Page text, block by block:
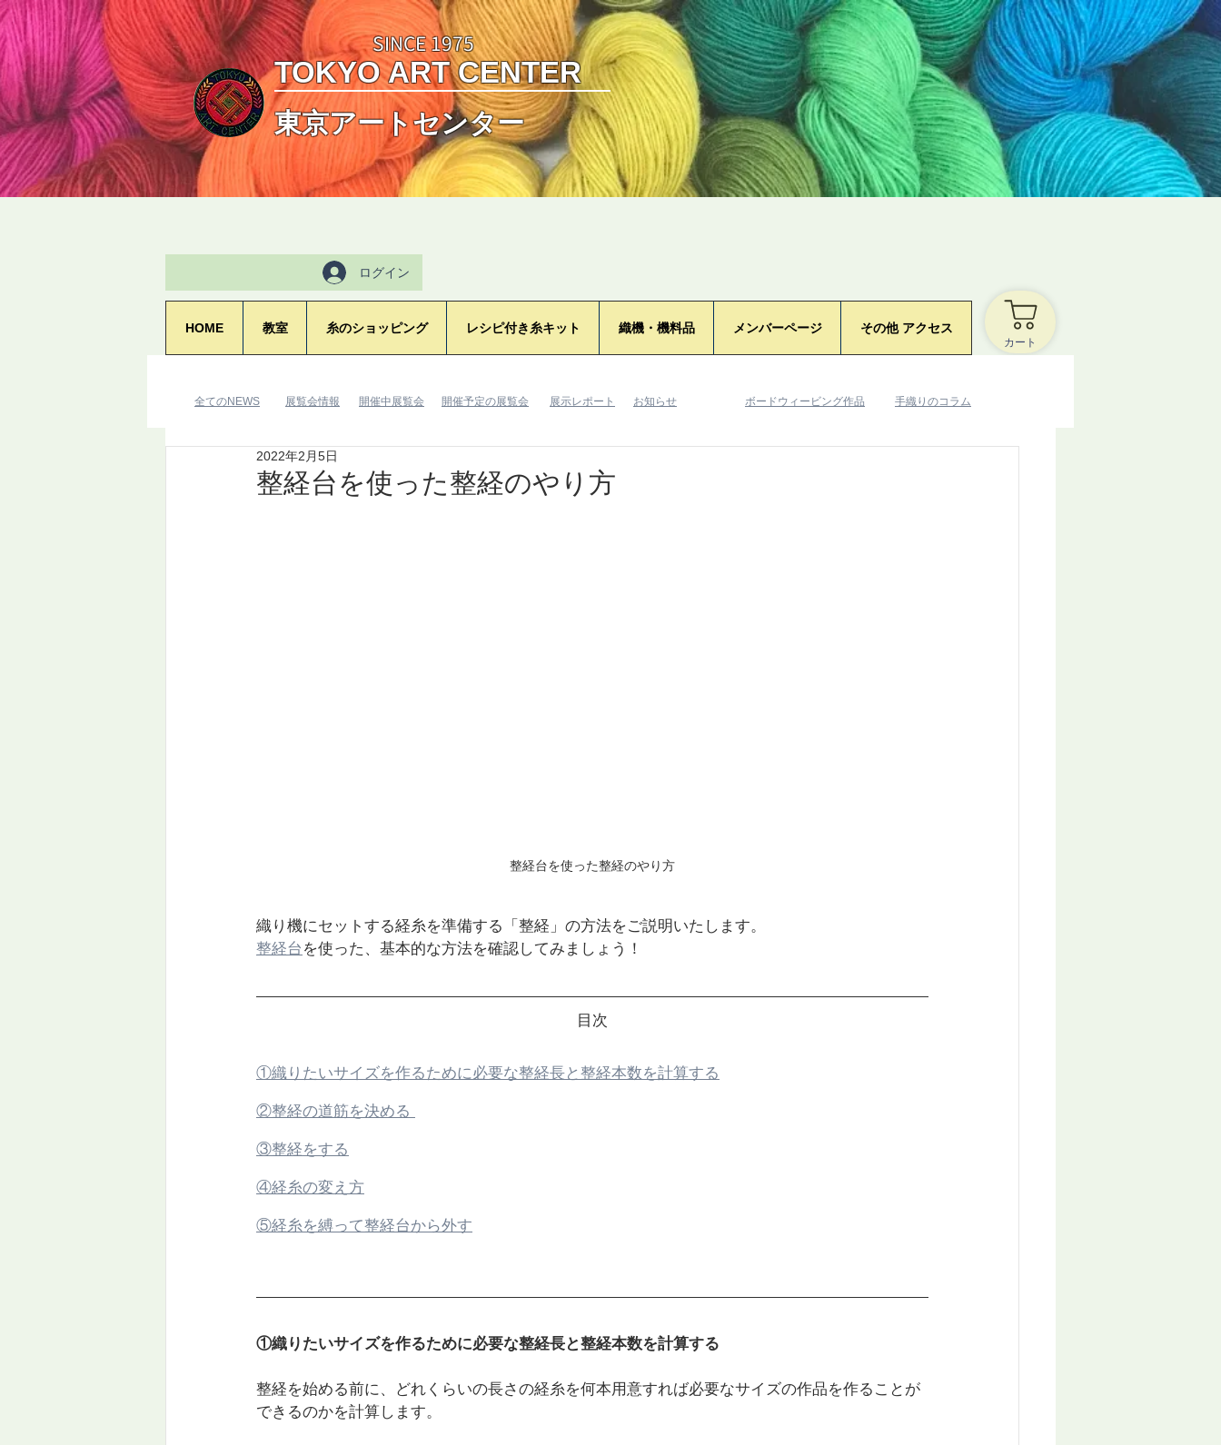
SINCE 1975
TOKYO ART CENTER
東京アートセンター
ログイン
HOME 教室 糸のショッピング レシピ付き糸キット 織機・機料品 メンバーページ その他 アクセス
カート
整経台を使った整経のやり方
2022年2月5日
整経台を使った整経のやり方
織り機にセットする経糸を準備する「整経」の方法をご説明いたします。
整経台 を使った、基本的な方法を確認してみましょう！
目次
①織りたいサイズを作るために必要な整経長と整経本数を計算する
②整経の道筋を決める
③整経をする
④経糸の変え方
⑤経糸を縛って整経台から外す
①織りたいサイズを作るために必要な整経長と整経本数を計算する
整経を始める前に、どれくらいの長さの経糸を何本用意すれば必要なサイズの作品を作ることが
できるのかを計算します。
​全てのNEWS ​展覧会情報 ​展示レポート ​お知らせ
​開催中展覧会 ​開催予定の展覧会 ​手織りのコラム
​ボードウィービング作品